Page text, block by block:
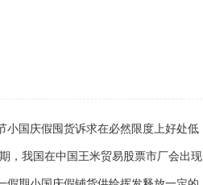
国庆假囤货诉求在必然限度上好处低
我国在中国王米贸易股票市厂会出现